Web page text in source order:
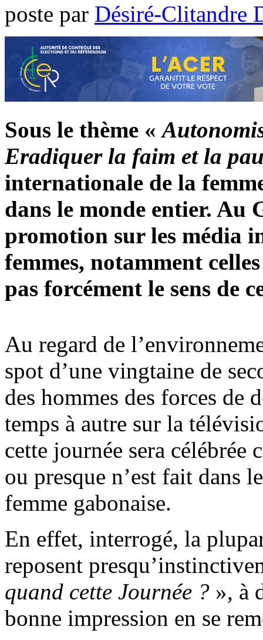
poste par Désiré-Clitandre
Sous le thème «
Eradiquer la faim et la
internationale de la
dans le monde entier. Au
promotion sur les média
femmes, notamment
pas forcément le sens de
Au regard de
spot d’une vingtaine de
des hommes des forces de
temps à autre sur la
cette journée sera célébrée
ou presque n’est fait dans
femme gabonaise.
En effet, interrogé, la
reposent
quand cette Journée ? », à
bonne impression en se